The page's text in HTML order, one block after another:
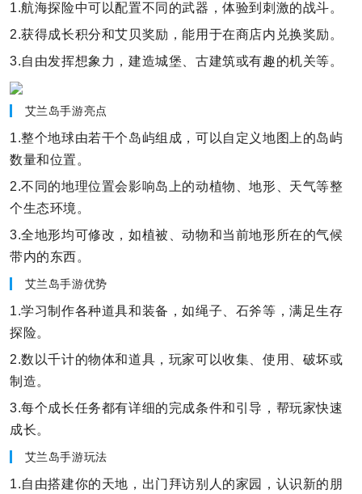
1.航海探险中可以配置不同的武器，体验到刺激的战斗。
2.获得成长积分和艾贝奖励，能用于在商店内兑换奖励。
3.自由发挥想象力，建造城堡、古建筑或有趣的机关等。
艾兰岛手游亮点
1.整个地球由若干个岛屿组成，可以自定义地图上的岛屿
数量和位置。
2.不同的地理位置会影响岛上的动植物、地形、天气等整
个生态环境。
3.全地形均可修改，如植被、动物和当前地形所在的气候
带内的东西。
艾兰岛手游优势
1.学习制作各种道具和装备，如绳子、石斧等，满足生存
探险。
2.数以千计的物体和道具，玩家可以收集、使用、破坏或
制造。
3.每个成长任务都有详细的完成条件和引导，帮玩家快速
成长。
艾兰岛手游玩法
1.自由搭建你的天地，出门拜访别人的家园，认识新的朋